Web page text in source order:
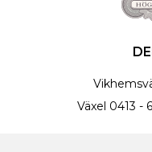
Växel 0413 -